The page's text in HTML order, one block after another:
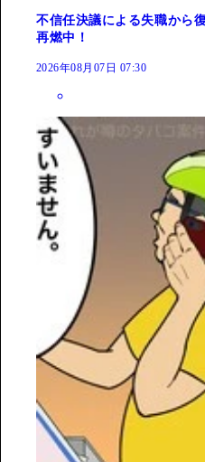
不信任決議による失職から
再燃中！
2026年08月07日 07:30